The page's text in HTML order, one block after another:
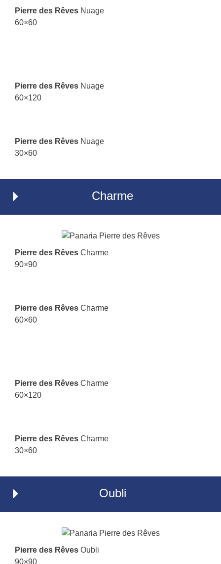
Pierre des Rêves Nuage
60×60
Pierre des Rêves Nuage
60×120
Pierre des Rêves Nuage
30×60
Charme
Pierre des Rêves Charme
90×90
Pierre des Rêves Charme
60×60
Pierre des Rêves Charme
60×120
Pierre des Rêves Charme
30×60
Oubli
Pierre des Rêves Oubli
90×90